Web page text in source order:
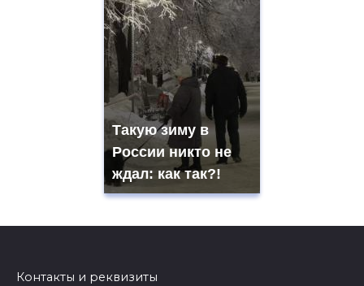
Такую зиму в
России никто не
ждал: как так?!
Контакты и реквизиты